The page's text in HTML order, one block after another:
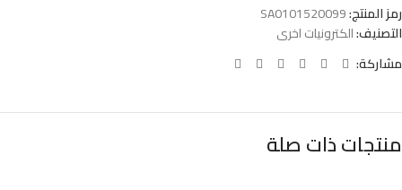
رمز المنتج:SA0101520099
التصنيف:الكترونيات اخرى
مشاركة:
منتجات ذات صلة